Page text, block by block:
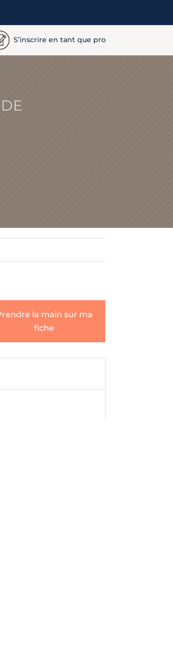
S’inscrire en tant que pro
la main sur ma
fiche